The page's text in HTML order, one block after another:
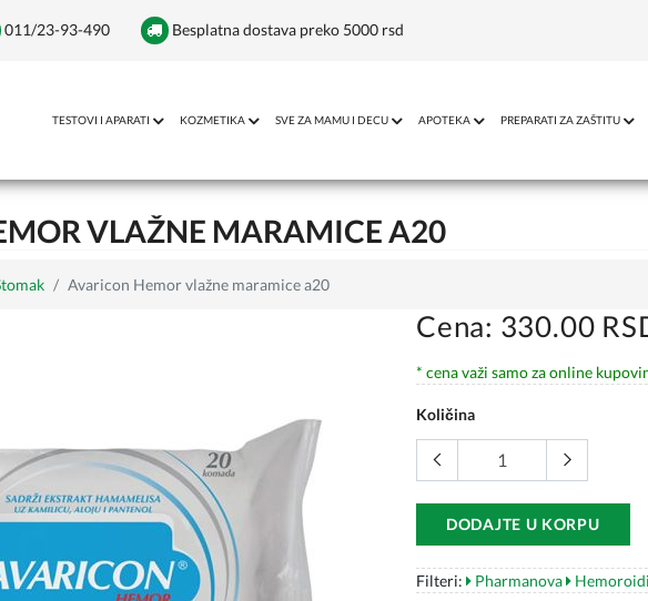
011/23-93-490 Besplatna dostava preko 5000 rsd
TESTOVI I APARATI KOZMETIKA SVE ZA MAMU I DECU APOTEKA PREPARATI ZA ZAŠTITU
VLAŽNE MARAMICE A20
Avaricon Hemor vlažne maramice a20
Cena: 330.00
* cena važi samo za online
Količina
DODAJTE U KORPU
Filteri: Pharmanova Hemoroidi